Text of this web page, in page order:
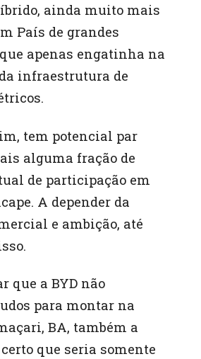
ainda muito mais
País de grandes
apenas engatinha na
infraestrutura de
tem potencial par
alguma fração de
de participação em
A depender da
e ambição, até
que a BYD não
para montar na
BA, também a
que seria somente